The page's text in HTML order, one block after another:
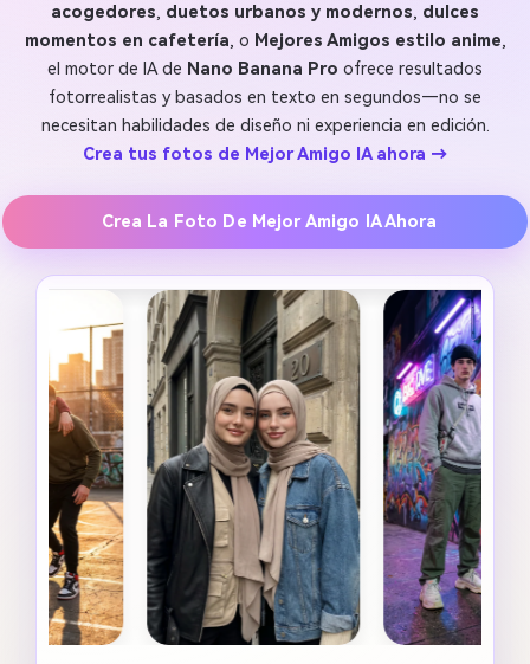
acogedores, duetos urbanos y modernos, dulces
momentos en cafetería, o Mejores Amigos estilo anime,
el motor de IA de Nano Banana Pro ofrece resultados
fotorrealistas y basados en texto en segundos—no se
necesitan habilidades de diseño ni experiencia en edición.
Crea tus fotos de Mejor Amigo IA ahora →
Crea La Foto De Mejor Amigo IA Ahora